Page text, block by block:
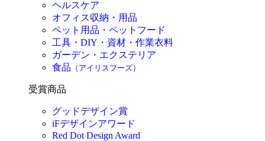
ヘルスケア
オフィス収納・用品
ペット用品・ペットフード
工具・DIY・資材・作業衣料
ガーデン・エクステリア
食品 （アイリスフーズ）
受賞商品
グッドデザイン賞
iFデザインアワード
Red Dot Design Award